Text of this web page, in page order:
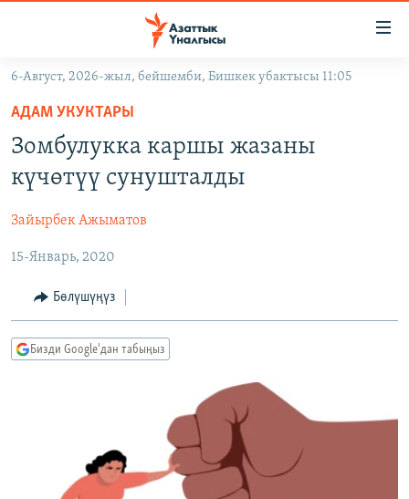
Навигацияга
өтүңүз
Издөөгө
салыңыз
КЫРГЫЗСТАН
КЫРГЫЗСТАН
ЭКОНОМИКА
МАДАНИЯТ
ДҮЙНӨ
БОРБОР АЗИЯ
УКРАИНА
АТАЙЫН ИЛИКТӨӨ
ТВ ПРОГРАММАЛАР
БҮГҮН АЗАТТЫКТА
БИЗ ЖАНА ДҮЙНӨ
ЫҢГАЙСЫЗ СУРООЛОР
ПОДКАСТ
ӨЗГӨЧӨ ПИКИР
6-Август, 2026-жыл, бейшемби, Бишкек убактысы 11:05
АДАМ УКУКТАРЫ
Зомбулукка каршы жазаны
күчөтүү сунушталды
Зайырбек Ажыматов
15-Январь, 2020
Бөлүшүңүз
Бизди Google'дан табыңыз